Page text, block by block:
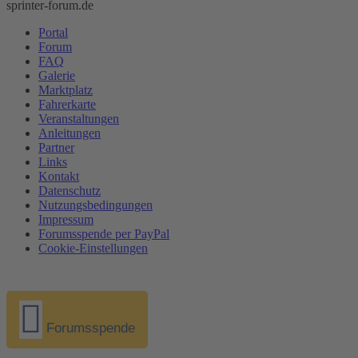
sprinter-forum.de
Portal
Forum
FAQ
Galerie
Marktplatz
Fahrerkarte
Veranstaltungen
Anleitungen
Partner
Links
Kontakt
Datenschutz
Nutzungsbedingungen
Impressum
Forumsspende per PayPal
Cookie-Einstellungen
Forumsspende